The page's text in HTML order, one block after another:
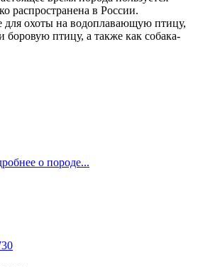
распространена в России.
для охоты на водоплавающую птицу,
птицу, а также как собака-
о породе...